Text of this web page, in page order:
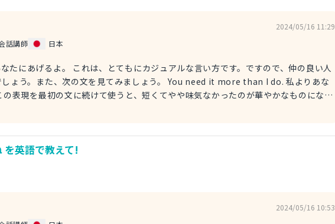
話講師
日本
2024/05/16 11:29
ルな言い方です。ですので、仲の良い人
の文を見てみましょう。 You need it more than I do. 私よりあな
す。相手に対する遠慮を表す表現となりますので、覚えておくと便利でしょう。
を英語で教えて!
2024/05/16 10:53